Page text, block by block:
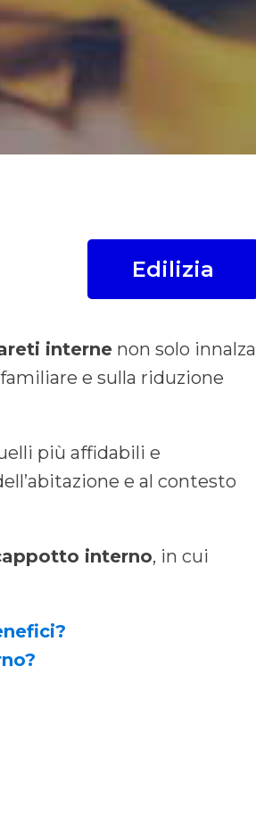
Edilizia
interne non solo innalza
e sulla riduzione
più affidabili e
e al contesto
interno, in cui